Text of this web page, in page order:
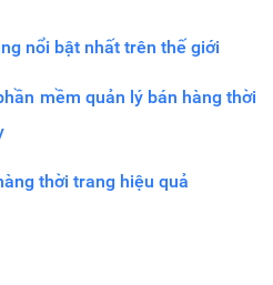
nổi bật nhất trên thế giới
mềm quản lý bán hàng thời
thời trang hiệu quả